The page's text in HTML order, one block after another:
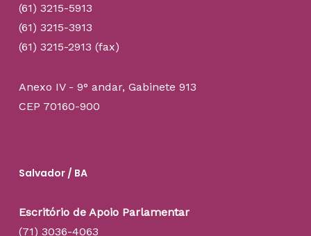
(61) 3215-5913
(61) 3215-3913
(61) 3215-2913 (fax)
Anexo IV - 9° andar, Gabinete 913
CEP 70160-900
Salvador / BA
Escritório de Apoio Parlamentar
(71) 3036-4063